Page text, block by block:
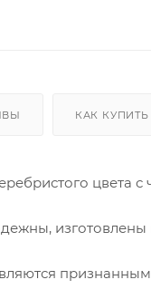
КАК КУПИТЬ
цвета с
изготовлены